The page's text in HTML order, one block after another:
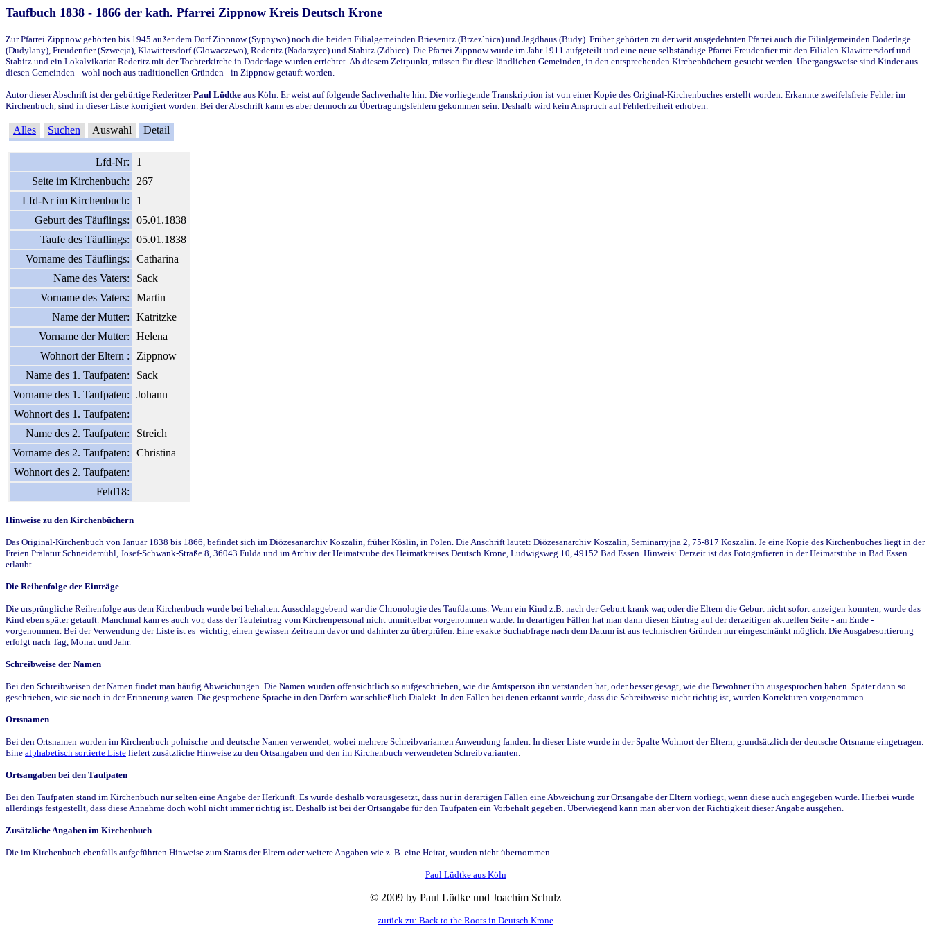
Taufbuch 1838 - 1866 der kath. Pfarrei Zippnow Kreis Deutsch Krone
Zur Pfarrei Zippnow gehörten bis 1945 außer dem Dorf Zippnow (Sypnywo) noch die beiden Filialgemeinden Briesenitz (Brzez`nica) und Jagdhaus (Budy). Früher gehörten zu der weit ausgedehnten Pfarrei auch die Filialgemeinden Doderlage
(Dudylany), Freudenfier (Szwecja), Klawittersdorf (Glowaczewo), Rederitz (Nadarzyce) und Stabitz (Zdbice). Die Pfarrei Zippnow wurde im Jahr 1911 aufgeteilt und eine neue selbständige Pfarrei Freudenfier mit den Filialen Klawittersdorf und
Stabitz und ein Lokalvikariat Rederitz mit der Tochterkirche in Doderlage wurden errichtet. Ab diesem Zeitpunkt, müssen für diese ländlichen Gemeinden, in den entsprechenden Kirchenbüchern gesucht werden. Übergangsweise sind Kinder aus
diesen Gemeinden - wohl noch aus traditionellen Gründen - in Zippnow getauft worden.
Autor dieser Abschrift ist der gebürtige RederitzerPaul Lüdtke aus Köln. Er weist auf folgende Sachverhalte hin: Die vorliegende Transkription ist von einer Kopie des Original-Kirchenbuches erstellt worden. Erkannte zweifelsfreie Fehler im
Kirchenbuch, sind in dieser Liste korrigiert worden. Bei der Abschrift kann es aber dennoch zu Übertragungsfehlern gekommen sein. Deshalb wird kein Anspruch auf Fehlerfreiheit erhoben.
Alles Suchen Auswahl Detail
Lfd-Nr:
1
Seite im Kirchenbuch:
267
Lfd-Nr im Kirchenbuch:
1
Geburt des Täuflings:
05.01.1838
Taufe des Täuflings:
05.01.1838
Vorname des Täuflings:
Catharina
Name des Vaters:
Sack
Vorname des Vaters:
Martin
Name der Mutter:
Katritzke
Vorname der Mutter:
Helena
Wohnort der Eltern :
Zippnow
Name des 1. Taufpaten:
Sack
Vorname des 1. Taufpaten:
Johann
Wohnort des 1. Taufpaten:
Name des 2. Taufpaten:
Streich
Vorname des 2. Taufpaten:
Christina
Wohnort des 2. Taufpaten:
Feld18:
Hinweise zu den Kirchenbüchern
Das Original-Kirchenbuch von Januar 1838 bis 1866, befindet sich im Diözesanarchiv Koszalin, früher Köslin, in Polen. Die Anschrift lautet: Diözesanarchiv Koszalin, Seminarryjna 2, 75-817 Koszalin. Je eine Kopie des Kirchenbuches liegt in der
Freien Prälatur Schneidemühl, Josef-Schwank-Straße 8, 36043 Fulda und im Archiv der Heimatstube des Heimatkreises Deutsch Krone, Ludwigsweg 10, 49152 Bad Essen. Hinweis: Derzeit ist das Fotografieren in der Heimatstube in Bad Essen
erlaubt.
Die Reihenfolge der Einträge
Die ursprüngliche Reihenfolge aus dem Kirchenbuch wurde bei behalten. Ausschlaggebend war die Chronologie des Taufdatums. Wenn ein Kind z.B. nach der Geburt krank war, oder die Eltern die Geburt nicht sofort anzeigen konnten, wurde das
Kind eben später getauft. Manchmal kam es auch vor, dass der Taufeintrag vom Kirchenpersonal nicht unmittelbar vorgenommen wurde. In derartigen Fällen hat man dann diesen Eintrag auf der derzeitigen aktuellen Seite - am Ende -
vorgenommen. Bei der Verwendung der Liste ist es wichtig, einen gewissen Zeitraum davor und dahinter zu überprüfen. Eine exakte Suchabfrage nach dem Datum ist aus technischen Gründen nur eingeschränkt möglich. Die Ausgabesortierung
erfolgt nach Tag, Monat und Jahr.
Schreibweise der Namen
Bei den Schreibweisen der Namen findet man häufig Abweichungen. Die Namen wurden offensichtlich so aufgeschrieben, wie die Amtsperson ihn verstanden hat, oder besser gesagt, wie die Bewohner ihn ausgesprochen haben. Später dann so
geschrieben, wie sie noch in der Erinnerung waren. Die gesprochene Sprache in den Dörfern war schließlich Dialekt. In den Fällen bei denen erkannt wurde, dass die Schreibweise nicht richtig ist, wurden Korrekturen vorgenommen.
Ortsnamen
Bei den Ortsnamen wurden im Kirchenbuch polnische und deutsche Namen verwendet, wobei mehrere Schreibvarianten Anwendung fanden. In dieser Liste wurde in der Spalte Wohnort der Eltern, grundsätzlich der deutsche Ortsname eingetragen.
Eine alphabetisch sortierte Liste liefert zusätzliche Hinweise zu den Ortsangaben und den im Kirchenbuch verwendeten Schreibvarianten.
Ortsangaben bei den Taufpaten
Bei den Taufpaten stand im Kirchenbuch nur selten eine Angabe der Herkunft. Es wurde deshalb vorausgesetzt, dass nur in derartigen Fällen eine Abweichung zur Ortsangabe der Eltern vorliegt, wenn diese auch angegeben wurde. Hierbei wurde
allerdings festgestellt, dass diese Annahme doch wohl nicht immer richtig ist. Deshalb ist bei der Ortsangabe für den Taufpaten ein Vorbehalt gegeben. Überwiegend kann man aber von der Richtigkeit dieser Angabe ausgehen.
Zusätzliche Angaben im Kirchenbuch
Die im Kirchenbuch ebenfalls aufgeführten Hinweise zum Status der Eltern oder weitere Angaben wie z. B. eine Heirat, wurden nicht übernommen.
Paul Lüdtke aus Köln
© 2009 by Paul Lüdke und Joachim Schulz
zurück zu: Back to the Roots in Deutsch Krone